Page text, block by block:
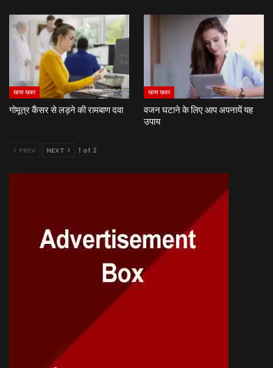
खास खबर
गोमूत्र कैंसर से लड़ने की रामबाण दवा
खास खबर
वजन घटाने के लिए आप अपनायें यह
उपाय
PREV NEXT 1 of 2